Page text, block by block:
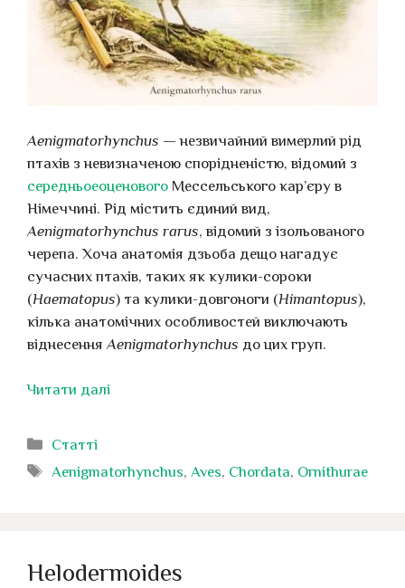
Aenigmatorhynchus — незвичайний вимерлий рід
птахів з невизначеною спорідненістю, відомий з
середньоеоценового Мессельського кар’єру в
Німеччині. Рід містить єдиний вид,
Aenigmatorhynchus rarus, відомий з ізольованого
черепа. Хоча анатомія дзьоба дещо нагадує
сучасних птахів, таких як кулики-сороки
(Haematopus) та кулики-довгоноги (Himantopus),
кілька анатомічних особливостей виключають
віднесення Aenigmatorhynchus до цих груп.
Читати далі
Категорії
Статті
Позначки
Aenigmatorhynchus,Aves, Chordata, Ornithurae
Helodermoides